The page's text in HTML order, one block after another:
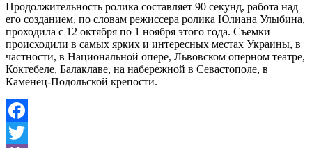
Продолжительность ролика составляет 90 секунд, работа над
его созданием, по словам режиссера ролика Юлиана Улыбина,
проходила с 12 октября по 1 ноября этого года. Съемки
происходили в самых ярких и интересных местах Украины, в
частности, в Национальной опере, Львовском оперном театре,
Коктебеле, Балаклаве, на набережной в Севастополе, в
Каменец-Подольской крепости.
Facebook